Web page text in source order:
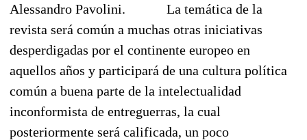
Alessandro Pavolini.
La temática de la
revista será común a muchas otras iniciativas
desperdigadas por el continente europeo en
aquellos años y participará de una cultura política
común a buena parte de la intelectualidad
inconformista de entreguerras, la cual
posteriormente será calificada, un poco